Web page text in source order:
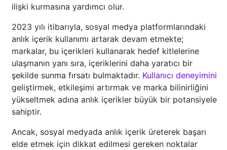
ilişki kurmasına yardımcı olur.
2023 yılı itibarıyla, sosyal medya platformlarındaki
anlık içerik kullanımı artarak devam etmekte;
markalar, bu içerikleri kullanarak hedef kitlelerine
ulaşmanın yanı sıra, içeriklerini daha yaratıcı bir
şekilde sunma fırsatı bulmaktadır. Kullanıcı deneyimini
geliştirmek, etkileşimi artırmak ve marka bilinirliğini
yükseltmek adına anlık içerikler büyük bir potansiyele
sahiptir.
Ancak, sosyal medyada anlık içerik üreterek başarı
elde etmek için dikkat edilmesi gereken noktalar